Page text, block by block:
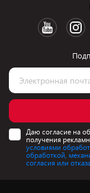
Даю согласие на
получения
условиями
обработкой,
согласия или